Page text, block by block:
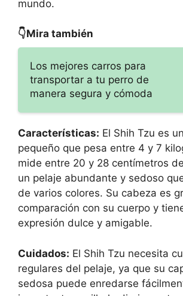
mundo.
👇Mira también
Los mejores carros para
transportar a tu perro de
manera segura y cómoda
Características: El Shih Tzu es
pequeño que pesa entre 4 y 7
mide entre 20 y 28 centímetros
un pelaje abundante y sedoso
de varios colores. Su cabeza es
comparación con su cuerpo y
expresión dulce y amigable.
Cuidados: El Shih Tzu necesita
regulares del pelaje, ya que su
sedosa puede enredarse